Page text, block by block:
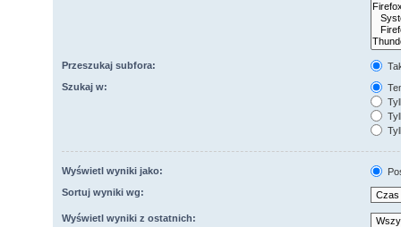
Przeszukaj subfora:
Szukaj w:
Wyświetl wyniki jako:
Sortuj wyniki wg:
Wyświetl wyniki z ostatnich: